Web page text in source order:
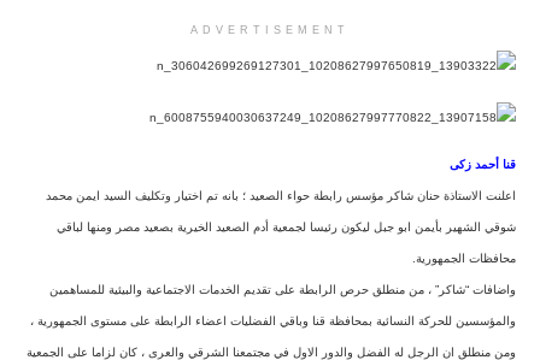
ADVERTISEMENT
قنا أحمد زكى
اعلنت الاستاذة حنان شاكر مؤسس رابطة حواء الصعيد ؛ بانه تم اختيار وتكليف السيد ايمن محمد
شوقي الشهير بأيمن ابو جبل ليكون رئيسا لجمعية أدم الصعيد الخيرية بصعيد مصر ومنها لباقي
محافظات الجمهورية.
واضافات “شاكر” ، من منطلق حرص الرابطة على تقديم الخدمات الاجتماعية والبيئية للمساهمين
والمؤسسين للحركة النسائية بمحافظة قنا وباقي الفضليات اعضاء الرابطة على مستوى الجمهورية ،
ومن منطلق ان الرجل له الفضل والدور الاول في مجتمعنا الشرقي والعرى ، كان لزاما على الجمعية